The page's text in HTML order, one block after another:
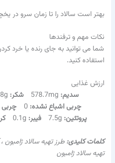
بهتر است سالاد را تا زمان سرو در
نکات مهم و ترفندها
شما می توانید به جای رنده یا خرد
استفاده کنید.
ارزش غذایی
شکر: سدیم: 578.7mg
چربی اشباع نشده: 0
فیبر: 0.1g پروتئین: 7.5g
کلمات کلیدی:طرز تهیه سالاد ژامبون
تهیه سالاد ژامبون